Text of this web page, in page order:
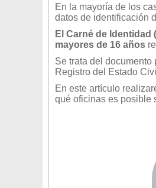
En la mayoría de los
datos de identificación
El Carné de Identidad
mayores de 16 años
Se trata del
Registro del Estado
En este artículo
qué oficinas es posible